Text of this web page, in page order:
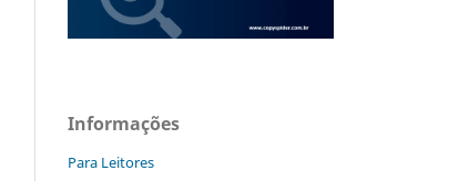
Informações
Para Leitores